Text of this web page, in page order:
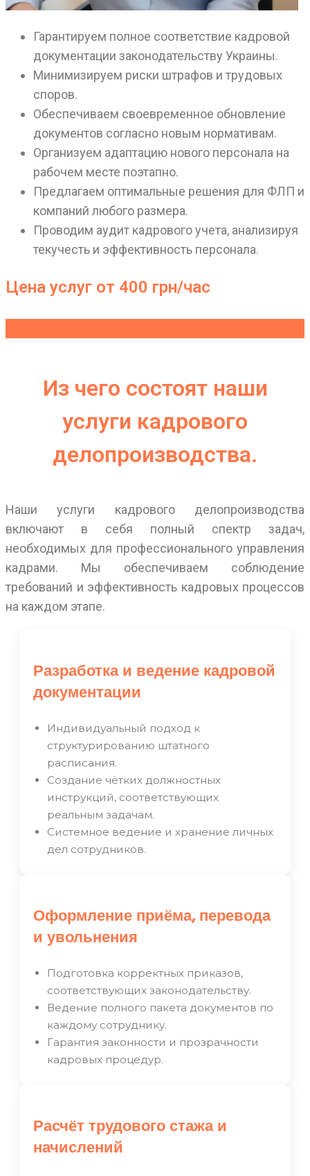
Гарантируем полное соответствие кадровой
документации законодательству Украины.
Минимизируем риски штрафов и трудовых
споров.
Обеспечиваем своевременное обновление
документов согласно новым нормативам.
Организуем адаптацию нового персонала на
рабочем месте поэтапно.
Предлагаем оптимальные решения для ФЛП и
компаний любого размера.
Проводим аудит кадрового учета, анализируя
текучесть и эффективность персонала.
Цена услуг от 400 грн/час
Из чего состоят наши
услуги кадрового
делопроизводства.
Наши услуги кадрового делопроизводства
включают в себя полный спектр задач,
необходимых для профессионального управления
кадрами. Мы обеспечиваем соблюдение
требований и эффективность кадровых процессов
на каждом этапе.
Разработка и ведение кадровой
документации
Индивидуальный подход к
структурированию штатного
расписания.
Создание чётких должностных
инструкций, соответствующих
реальным задачам.
Системное ведение и хранение личных
дел сотрудников.
Оформление приёма, перевода
и увольнения
Подготовка корректных приказов,
соответствующих законодательству.
Ведение полного пакета документов по
каждому сотруднику.
Гарантия законности и прозрачности
кадровых процедур.
Расчёт трудового стажа и
начислений